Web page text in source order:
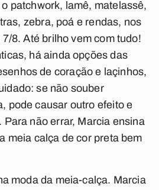
patchwork, lamê, matelassê,
zebra, poá e rendas, nos
8. Até brilho vem com tudo!
há ainda opções das
de coração e laçinhos,
se não souber
pode causar outro efeito e
não errar, Marcia ensina
meia calça de cor preta bem
moda da meia-calça. Marcia